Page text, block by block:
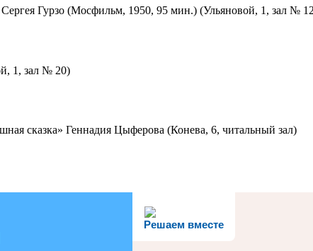
Гурзо (Мосфильм, 1950, 95 мин.) (Ульяновой, 1, зал №
1, зал № 20)
сказка» Геннадия Цыферова (Конева, 6, читальный зал)
Решаем вместе